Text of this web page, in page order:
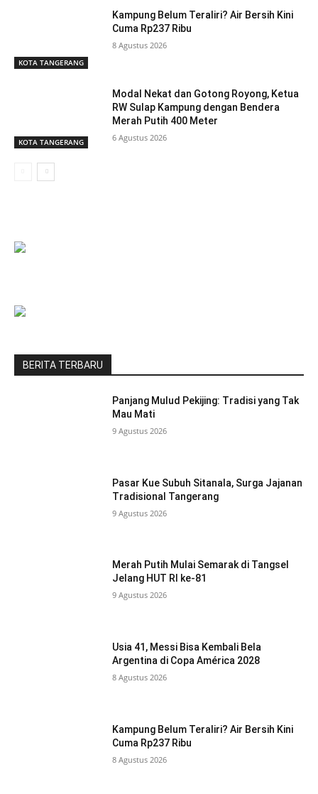
KOTA TANGERANG
Kampung Belum Teraliri? Air Bersih Kini
Cuma Rp237 Ribu
8 Agustus 2026
KOTA TANGERANG
Modal Nekat dan Gotong Royong, Ketua
RW Sulap Kampung dengan Bendera
Merah Putih 400 Meter
6 Agustus 2026
BERITA TERBARU
Panjang Mulud Pekijing: Tradisi yang Tak
Mau Mati
9 Agustus 2026
Pasar Kue Subuh Sitanala, Surga Jajanan
Tradisional Tangerang
9 Agustus 2026
Merah Putih Mulai Semarak di Tangsel
Jelang HUT RI ke-81
9 Agustus 2026
Usia 41, Messi Bisa Kembali Bela
Argentina di Copa América 2028
8 Agustus 2026
Kampung Belum Teraliri? Air Bersih Kini
Cuma Rp237 Ribu
8 Agustus 2026